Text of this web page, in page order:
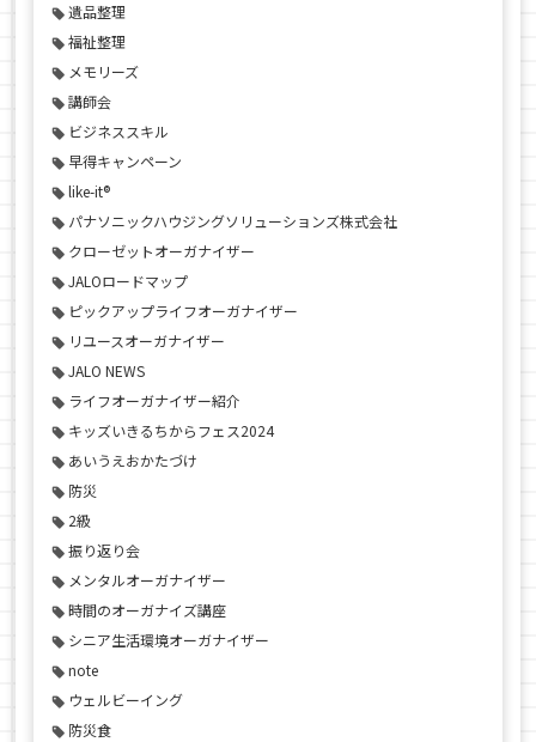
遺品整理
福祉整理
メモリーズ
講師会
ビジネススキル
早得キャンペーン
like-it®
パナソニックハウジングソリューションズ株式会社
クローゼットオーガナイザー
JALOロードマップ
ピックアップライフオーガナイザー
リユースオーガナイザー
JALO NEWS
ライフオーガナイザー紹介
キッズいきるちからフェス2024
あいうえおかたづけ
防災
2級
振り返り会
メンタルオーガナイザー
時間のオーガナイズ講座
シニア生活環境オーガナイザー
note
ウェルビーイング
防災食